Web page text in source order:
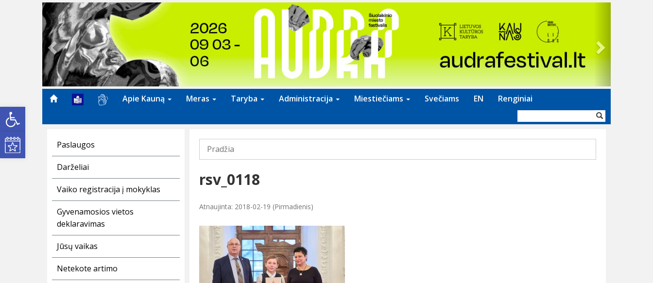
Open toolbar
Kultūros renginiai
Previous
Apie Kauną Meras Taryba Administracija Miestiečiams Svečiams EN Renginiai
forma
Paslaugos
Darželiai
Vaiko registracija į mokyklas
Gyvenamosios vietos
deklaravimas
Jūsų vaikas
Netekote artimo
Pradžia
rsv_0118
Atnaujinta: 2018-02-19 (Pirmadienis)